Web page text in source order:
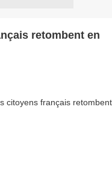
retombent en